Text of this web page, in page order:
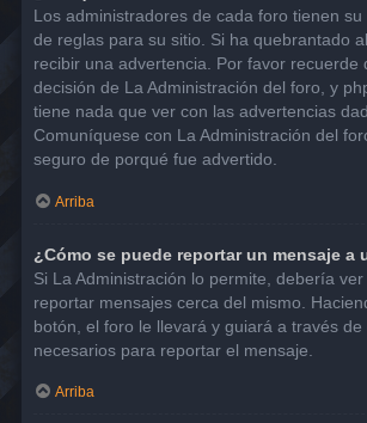
Los administradores de cada foro tienen
de reglas para su sitio. Si ha quebrantado
recibir una advertencia. Por favor recuerde
decisión de La Administración del foro, y
tiene nada que ver con las advertencias
Comuníquese con La Administración del
seguro de porqué fue advertido.
Arriba
¿Cómo se puede reportar un mensaje a
Si La Administración lo permite, debería
reportar mensajes cerca del mismo.
botón, el foro le llevará y guiará a través
necesarios para reportar el mensaje.
Arriba